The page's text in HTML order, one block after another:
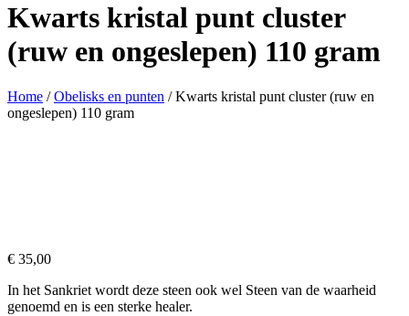
Kwarts kristal punt cluster
(ruw en ongeslepen) 110 gram
Home /Obelisks en punten / Kwarts kristal punt cluster (ruw en
ongeslepen) 110 gram
€ 35,00
In het Sankriet wordt deze steen ook wel Steen van de waarheid
genoemd en is een sterke healer.